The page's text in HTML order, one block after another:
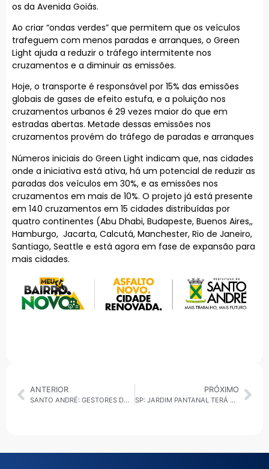
os da Avenida Goiás.
Ao criar “ondas verdes” que permitem que os veículos
trafeguem com menos paradas e arranques, o Green
Light ajuda a reduzir o tráfego intermitente nos
cruzamentos e a diminuir as emissões.
Hoje, o transporte é responsável por 15% das emissões
globais de gases de efeito estufa, e a poluição nos
cruzamentos urbanos é 29 vezes maior do que em
estradas abertas. Metade dessas emissões nos
cruzamentos provém do tráfego de paradas e arranques
Números iniciais do Green Light indicam que, nas cidades
onde a iniciativa está ativa, há um potencial de reduzir as
paradas dos veículos em 30%, e as emissões nos
cruzamentos em mais de 10%. O projeto já está presente
em 140 cruzamentos em 15 cidades distribuídas por
quatro continentes (Abu Dhabi, Budapeste, Buenos Aires,,
Hamburgo, Jacarta, Calcutá, Manchester, Rio de Janeiro,
Santiago, Seattle e está agora em fase de expansão para
mais cidades.
ANTERIOR
SANTO ANDRÉ: GESTORES DO RJ VISITAM MUNICÍPIO ATRAÍDOS PELO PROGRAMA MOEDA VERDE
PRÓXIMO
SP: JARDIM PANTANAL TERÁ REMOÇÃO DE FAMÍLIAS E OBRA DE CONTENÇÃO CONTRA ALAGAMENTOS